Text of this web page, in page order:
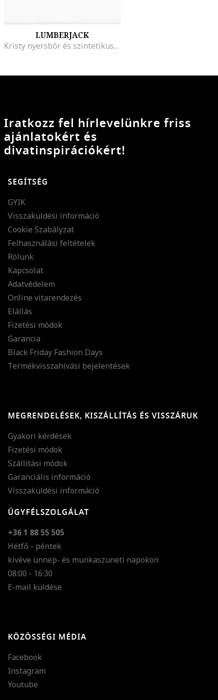
LUMBERJACK
Kristy nyersbőr és szintetikus anyagú bakancs, Sötétbarna/Sáfránysárga
Iratkozz fel hírlevelünkre friss
ajánlatokért és
divatinspirációkért!
SEGÍTSÉG
GYIK
Visszaküldési információ
Cookie Szabályzat
Felhasználási feltételek
Rólunk
Kapcsolat
Adatvédelem
Online vitarendezés
Elállás
Fizetési módok
Garancia
Black Friday Fashion Days
Termékvisszahívási bejelentések
MEGRENDELÉSEK, KISZÁLLÍTÁS ÉS VISSZÁRUK
Gyakori kérdések
Fizetési módok
Szállítási módok
Garanciális információ
Visszaküldési információ
ÜGYFÉLSZOLGÁLAT
+36 1 88 55 505
Hétfő - péntek
kivéve ünnep- és munkaszüneti napokon
08:00 - 16:30
E-mail küldése
KÖZÖSSÉGI MÉDIA
Facebook
Instagram
Youtube